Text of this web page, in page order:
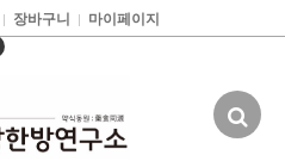
| 장바구니 | 마이페이지